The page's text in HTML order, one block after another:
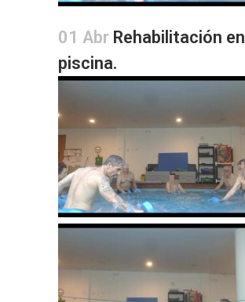
01 Abr Rehabilitación en
piscina.